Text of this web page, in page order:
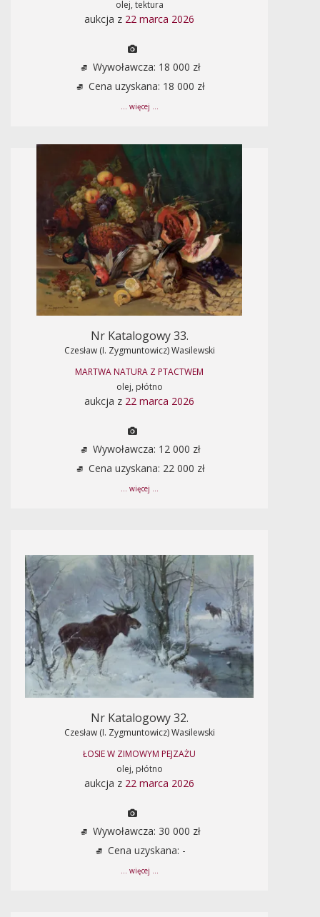
olej, tektura
aukcja z 22 marca 2026
Wywoławcza: 18 000 zł
Cena uzyskana: 18 000 zł
... więcej ...
Nr Katalogowy 33.
Czesław (I. Zygmuntowicz) Wasilewski
MARTWA NATURA Z PTACTWEM
olej, płótno
aukcja z 22 marca 2026
Wywoławcza: 12 000 zł
Cena uzyskana: 22 000 zł
... więcej ...
Nr Katalogowy 32.
Czesław (I. Zygmuntowicz) Wasilewski
ŁOSIE W ZIMOWYM PEJZAŻU
olej, płótno
aukcja z 22 marca 2026
Wywoławcza: 30 000 zł
Cena uzyskana: -
... więcej ...